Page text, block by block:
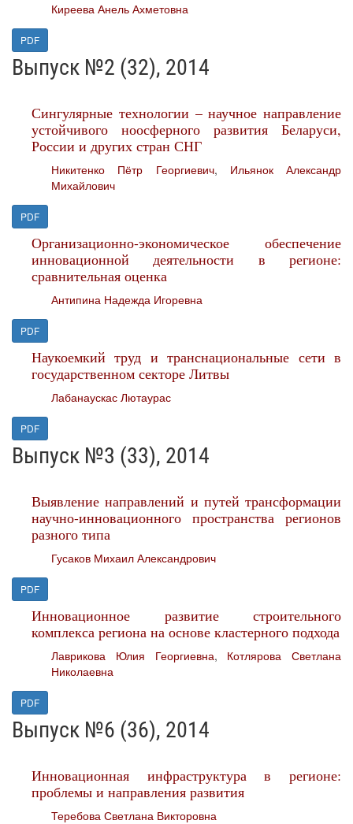
Киреева Анель Ахметовна
PDF
Выпуск №2 (32), 2014
Сингулярные технологии – научное направление
устойчивого ноосферного развития Беларуси,
России и других стран СНГ
Никитенко Пётр Георгиевич, Ильянок Александр
Михайлович
PDF
Организационно-экономическое обеспечение
инновационной деятельности в регионе:
сравнительная оценка
Антипина Надежда Игоревна
PDF
Наукоемкий труд и транснациональные сети в
государственном секторе Литвы
Лабанаускас Лютаурас
PDF
Выпуск №3 (33), 2014
Выявление направлений и путей трансформации
научно-инновационного пространства регионов
разного типа
Гусаков Михаил Александрович
PDF
Инновационное развитие строительного
комплекса региона на основе кластерного подхода
Лаврикова Юлия Георгиевна, Котлярова Светлана
Николаевна
PDF
Выпуск №6 (36), 2014
Инновационная инфраструктура в регионе:
проблемы и направления развития
Теребова Светлана Викторовна